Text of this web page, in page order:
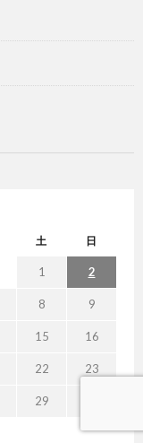
土 日
1 2
8 9
15 16
22 23
29